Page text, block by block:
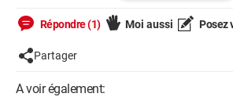
AnnaëlleRépondre (1) Moi aussi Posez
Partager
A voir également: